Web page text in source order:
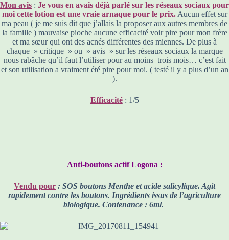
Mon avis : Je vous en avais déjà parlé sur les réseaux sociaux pour
moi cette lotion est une vraie arnaque pour le prix.Aucun effet sur
ma peau ( je me suis dit que j’allais la proposer aux autres membres de
la famille ) mauvaise pioche aucune efficacité voir pire pour mon frère
et ma sœur qui ont des acnés différentes des miennes. De plus à
chaque » critique » ou » avis » sur les réseaux sociaux la marque
nous rabâche qu’il faut l’utiliser pour au moins trois mois… c’est fait
et son utilisation a vraiment été pire pour moi. ( testé il y a plus d’un an
).
Efficacité: 1/5
Anti-boutons actif Logona :
Vendu pour : SOS boutons Menthe et acide salicylique. Agit
rapidement contre les boutons. Ingrédients issus de l’agriculture
biologique. Contenance : 6ml.